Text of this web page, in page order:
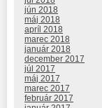
jún 2018
máj 2018
apríl 2018
marec 2018
január 2018
december 2017
júl 2017
máj 2017
marec 2017
február 2017